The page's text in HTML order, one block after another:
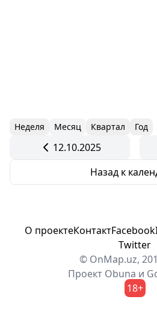
Неделя Месяц Квартал Год
12.10.2025
Назад к
О проектеКонтактFacebook
Twitter
© OnMap.uz,
Проект Obuna и
18+